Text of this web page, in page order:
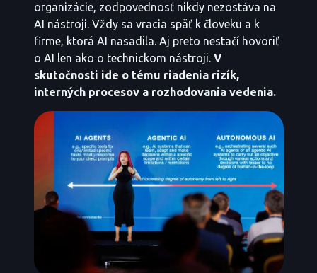
organizácie, zodpovednosť nikdy nezostáva na
AI nástroji. Vždy sa vracia späť k človeku a k
firme, ktorá AI nasadila. Aj preto nestačí hovoriť
o AI len ako o technickom nástroji. V
skutočnosti ide o tému riadenia rizík,
interných procesov a rozhodovania vedenia.